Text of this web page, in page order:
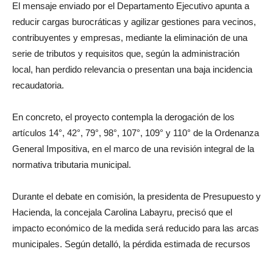
El mensaje enviado por el Departamento Ejecutivo apunta a
reducir cargas burocráticas y agilizar gestiones para vecinos,
contribuyentes y empresas, mediante la eliminación de una
serie de tributos y requisitos que, según la administración
local, han perdido relevancia o presentan una baja incidencia
recaudatoria.
En concreto, el proyecto contempla la derogación de los
artículos 14°, 42°, 79°, 98°, 107°, 109° y 110° de la Ordenanza
General Impositiva, en el marco de una revisión integral de la
normativa tributaria municipal.
Durante el debate en comisión, la presidenta de Presupuesto y
Hacienda, la concejala Carolina Labayru, precisó que el
impacto económico de la medida será reducido para las arcas
municipales. Según detalló, la pérdida estimada de recursos